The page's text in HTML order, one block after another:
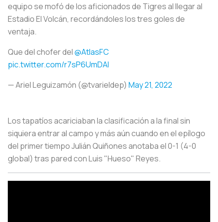
equipo se mofó de los aficionados de Tigres al llegar al
Estadio El Volcán, recordándoles los tres goles de
ventaja.
Que del chofer del@AtlasFC
pic.twitter.com/r7sP6UmDAI
— Ariel Leguizamón (@tvarieldep) May 21, 2022
Los tapatíos acariciaban la clasificación a la final sin
siquiera entrar al campo y más aún cuando en el epílogo
del primer tiempo Julián Quiñones anotaba el 0-1 (4-0
global) tras pared con Luis "Hueso" Reyes.